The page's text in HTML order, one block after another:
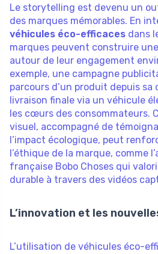
Le storytelling est devenu un
des marques mémorables. En
véhicules éco-efficaces dans
marques peuvent construire
autour de leur engagement
exemple, une campagne
parcours d’un produit depuis sa
livraison finale via un véhicule
les cœurs des consommateurs.
visuel, accompagné de
l’impact écologique, peut
l’éthique de la marque, comme
française Bobo Choses qui
durable à travers des vidéos
L’innovation et les
L’utilisation de véhicules éco-